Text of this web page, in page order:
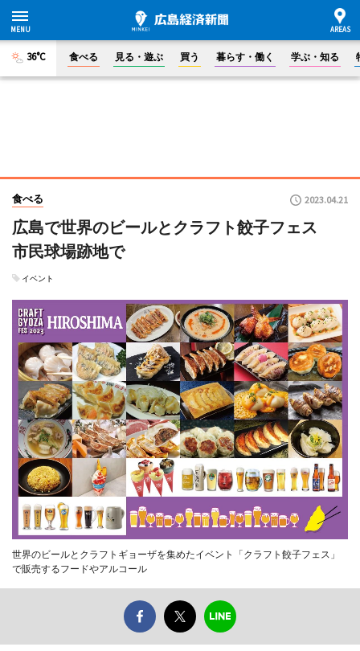
36°C 食べる 見る・遊ぶ 買う 暮らす・働く 学ぶ・知る
食べる 2023.04.21
広島で世界のビールとクラフト餃子フェス
市民球場跡地で
イベント
世界のビールとクラフトギョーザを集めたイベント「クラフト餃子フェス」
で販売するフードやアルコール